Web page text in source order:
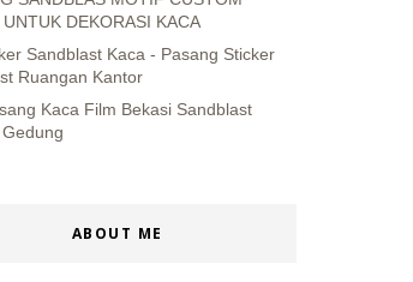
DEKORASI KACA
Sandblast Kaca - Pasang Sticker
Ruangan Kantor
Kaca Film Bekasi Sandblast
ABOUT ME